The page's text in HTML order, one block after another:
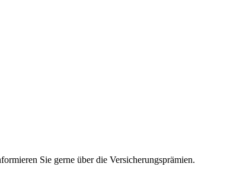
Sie gerne über die Versicherungsprämien.